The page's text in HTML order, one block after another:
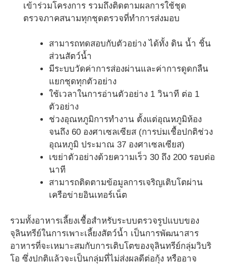
เข้าร่วมโครงการ รวมถึงติดตามผลการใช้ชุด
ตรวจภาคสนามทุกชุดตรวจที่ทำการส่งมอบ
สามารถทดสอบกับตัวอย่าง ได้ทั้ง ดิน น้ำ ชิ้น
ส่วนสัตว์น้ำ
มีระบบวัดค่าการส่องผ่านและค่าการดูดกลืน
แยกชุดทุกตัวอย่าง
ใช้เวลาในการอ่านตัวอย่าง 1 วินาที ต่อ 1
ตัวอย่าง
ช่วงอุณหภูมิการทํางาน ตั้งแต่อุณหภูมิห้อง
จนถึง 60 องศาเซลเซียส (การบ่มเชื้อปกติช่วง
อุณหภูมิ ประมาณ 37 องศาเซลเซียส)
เขย่าตัวอย่างด้วยความเร็ว 30 ถึง 200 รอบต่อ
นาที
สามารถติดตามข้อมูลการเจริญเติบโตผ่าน
เครือข่ายอินเทอร์เน็ต
รวมทั้งอาหารเลี้ยงเชื้อสำหรับระบบตรวจรูปแบบของ
จุลินทรีย์ในการเพาะเลี้ยงสัตว์น้ำ เป็นการพัฒนาสาร
อาหารที่จะเหมาะสมกับการเติบโตของจุลินทรีย์กลุ่มวิบริ
โอ ซึ่งปกติแล้วจะเป็นกลุ่มที่ไม่ส่งผลดีต่อกุ้ง หรืออาจ